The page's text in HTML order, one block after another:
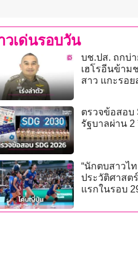
วเด่นรอบวัน
บช.ปส. ถกบ่า
เฮโรอีนข้าม
สาว แกะรอย
ตรวจข้อสอบ
รัฐบาลผ่าน
“นักตบสาวไท
ประวัติศาสต
แรกในรอบ
รุ่น 18 ปี